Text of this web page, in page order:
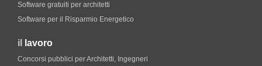
Software gratuiti per architetti
Software per il Risparmio Energetico
il lavoro
Concorsi pubblici per Architetti, Ingegneri